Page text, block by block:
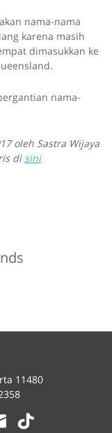
nama-nama
karena masih
dimasukkan ke
nama-
oleh Sastra Wijaya
di sini
11480